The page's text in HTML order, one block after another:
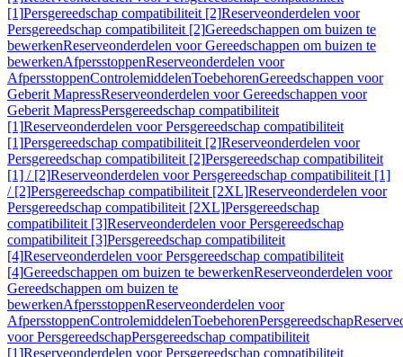
[1]Persgereedschap compatibiliteit [2]Reserveonderdelen voor
Persgereedschap compatibiliteit [2]Gereedschappen om buizen te
bewerkenReserveonderdelen voor Gereedschappen om buizen te
bewerkenAfpersstoppenReserveonderdelen voor
AfpersstoppenControlemiddelenToebehorenGereedschappen voor
Geberit MapressReserveonderdelen voor Gereedschappen voor
Geberit MapressPersgereedschap compatibiliteit
[1]Reserveonderdelen voor Persgereedschap compatibiliteit
[1]Persgereedschap compatibiliteit [2]Reserveonderdelen voor
Persgereedschap compatibiliteit [2]Persgereedschap compatibiliteit
[1] / [2]Reserveonderdelen voor Persgereedschap compatibiliteit [1]
/ [2]Persgereedschap compatibiliteit [2XL]Reserveonderdelen voor
Persgereedschap compatibiliteit [2XL]Persgereedschap
compatibiliteit [3]Reserveonderdelen voor Persgereedschap
compatibiliteit [3]Persgereedschap compatibiliteit
[4]Reserveonderdelen voor Persgereedschap compatibiliteit
[4]Gereedschappen om buizen te bewerkenReserveonderdelen voor
Gereedschappen om buizen te
bewerkenAfpersstoppenReserveonderdelen voor
AfpersstoppenControlemiddelenToebehorenPersgereedschap
voor PersgereedschapPersgereedschap compatibiliteit
[1]Reserveonderdelen voor Persgereedschap compatibiliteit